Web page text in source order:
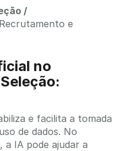
/
e
no
e facilita a tomada
de dados. No
a IA pode ajudar a